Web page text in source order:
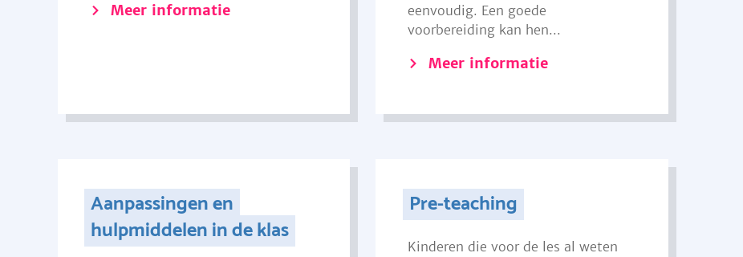
Meer informatie
eenvoudig. Een goede
voorbereiding kan hen...
Meer informatie
Aanpassingen en
hulpmiddelen in de klas
Pre-teaching
Kinderen die voor de les al weten